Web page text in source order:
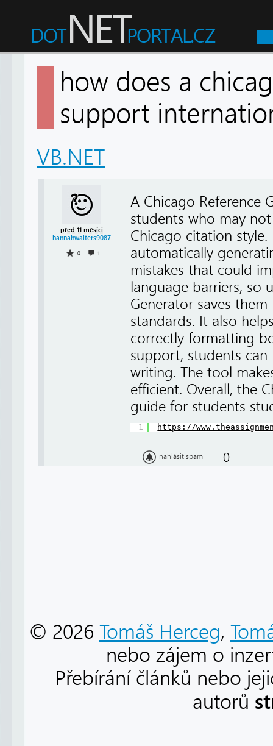
how does a
support
VB.NET
před 11 měsíci
hannahwalters9087
0 1
A Chicago Reference
students who may
Chicago citation
automatically
mistakes that could
language barriers, so
Generator saves
standards. It also
correctly formatting
support, students
writing. The tool
efficient. Overall, the
guide for students
1 https://
nahlásit spam 0
© 2026 Tomáš Herceg,
nebo zájem o
Přebírání článků nebo
autorů